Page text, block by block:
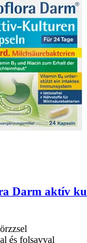
Darm aktív
és folsavval